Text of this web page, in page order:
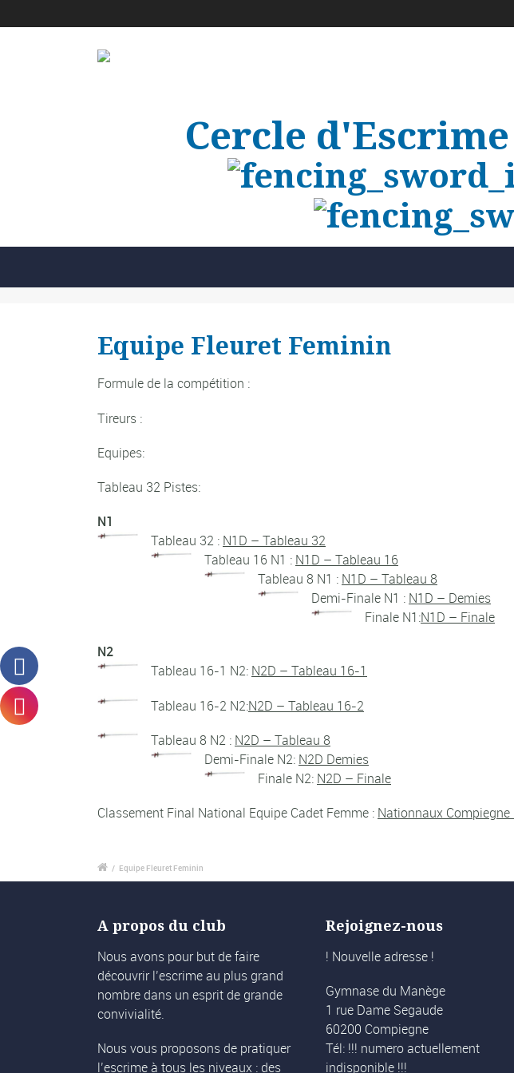
Cercle
Equipe Fleuret Feminin
Formule de la compétition :
Tireurs :
Equipes:
Tableau 32 Pistes:
N1
Tableau 32 : N1D – Tableau 32
Tableau 16 N1 : N1D – Tableau 16
Tableau 8 N1 : N1D – Tableau 8
Demi-Finale N1 : N1D – Demies
Finale N1:N1D – Finale
N2
Tableau 16-1 N2: N2D – Tableau 16-1
Tableau 16-2 N2:N2D – Tableau 16-2
Tableau 8 N2 : N2D – Tableau 8
Demi-Finale N2: N2D Demies
Finale N2: N2D – Finale
Classement Final National Equipe Cadet Femme : Nationnaux Compiegne
/ Equipe Fleuret Feminin
A propos du club
Nous avons pour but de faire
découvrir l’escrime au plus grand
nombre dans un esprit de grande
convivialité.
Nous vous proposons de pratiquer
l’escrime à tous les niveaux : des
Rejoignez-nous
! Nouvelle adresse !
Gymnase du Manège
1 rue Dame Segaude
60200 Compiegne
Tél: !!! numero actuellement
indisponible !!!